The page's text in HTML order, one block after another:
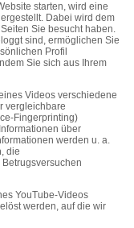
starten, wird eine
Dabei wird dem
Sie besucht haben.
sind, ermöglichen Sie
Profil
Sie sich aus Ihrem
Videos verschiedene
vergleichbare
Fingerprinting)
über
werden u. a.
die
YouTube-Videos
werden, auf die wir